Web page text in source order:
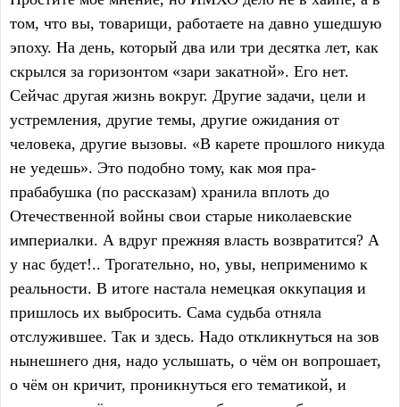
том, что вы, товарищи, работаете на давно ушедшую
эпоху. На день, который два или три десятка лет, как
скрылся за горизонтом «зари закатной». Его нет.
Сейчас другая жизнь вокруг. Другие задачи, цели и
устремления, другие темы, другие ожидания от
человека, другие вызовы. «В карете прошлого никуда
не уедешь». Это подобно тому, как моя пра-
прабабушка (по рассказам) хранила вплоть до
Отечественной войны свои старые николаевские
империалки. А вдруг прежняя власть возвратится? А
у нас будет!.. Трогательно, но, увы, неприменимо к
реальности. В итоге настала немецкая оккупация и
пришлось их выбросить. Сама судьба отняла
отслужившее. Так и здесь. Надо откликнуться на зов
нынешнего дня, надо услышать, о чём он вопрошает,
о чём он кричит, проникнуться его тематикой, и